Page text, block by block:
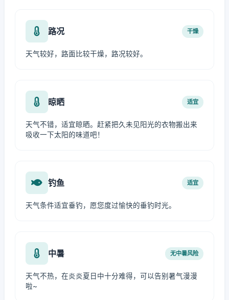
路况 干燥
天气较好，路面比较干燥，路况较好。
晾晒 适宜
天气不错，适宜晾晒。赶紧把久未见阳光的衣物搬出来
吸收一下太阳的味道吧！
钓鱼 适宜
天气条件适宜垂钓，愿您度过愉快的垂钓时光。
中暑 无中暑风险
天气不热，在炎炎夏日中十分难得，可以告别暑气漫漫
啦~